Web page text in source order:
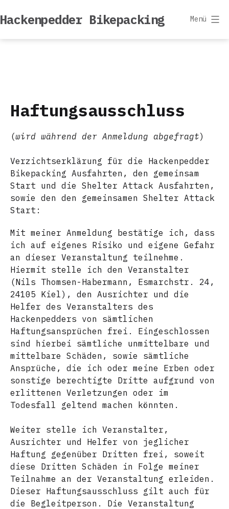
Inhalt
Hackenpedder Bikepacking Menü
Haftungsausschluss
(wird während der Anmeldung abgefragt)
Verzichtserklärung für die Hackenpedder
Bikepacking Ausfahrten, den gemeinsam
Start und die Shelter Attack Ausfahrten,
sowie den den gemeinsamen Shelter Attack
Start:
Mit meiner Anmeldung bestätige ich, dass
ich auf eigenes Risiko und eigene Gefahr
an dieser Veranstaltung teilnehme.
Hiermit stelle ich den Veranstalter
(Nils Thomsen-Habermann, Esmarchstr. 24,
24105 Kiel), den Ausrichter und die
Helfer des Veranstalters des
Hackenpedders von sämtlichen
Haftungsansprüchen frei. Eingeschlossen
sind hierbei sämtliche unmittelbare und
mittelbare Schäden, sowie sämtliche
Ansprüche, die ich oder meine Erben oder
sonstige berechtigte Dritte aufgrund von
erlittenen Verletzungen oder im
Todesfall geltend machen könnten.
Weiter stelle ich Veranstalter,
Ausrichter und Helfer von jeglicher
Haftung gegenüber Dritten frei, soweit
diese Dritten Schäden in Folge meiner
Teilnahme an der Veranstaltung erleiden.
Dieser Haftungsausschluss gilt auch für
die Begleitperson. Die Veranstaltung